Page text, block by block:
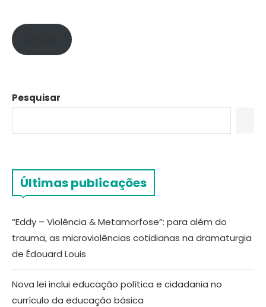
Pesquisar
Últimas publicações
“Eddy – Violência & Metamorfose”: para além do
trauma, as microviolências cotidianas na dramaturgia
de Édouard Louis
Nova lei inclui educação política e cidadania no
currículo da educação básica